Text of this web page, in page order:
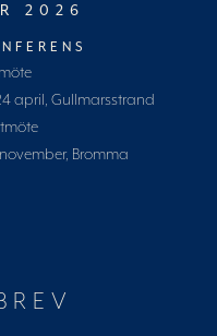
2026
april, Gullmarsstrand
Bromma